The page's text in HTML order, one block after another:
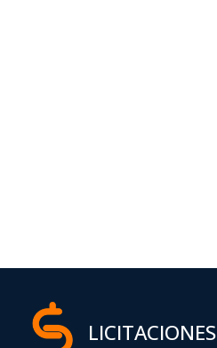
LICITACIONES